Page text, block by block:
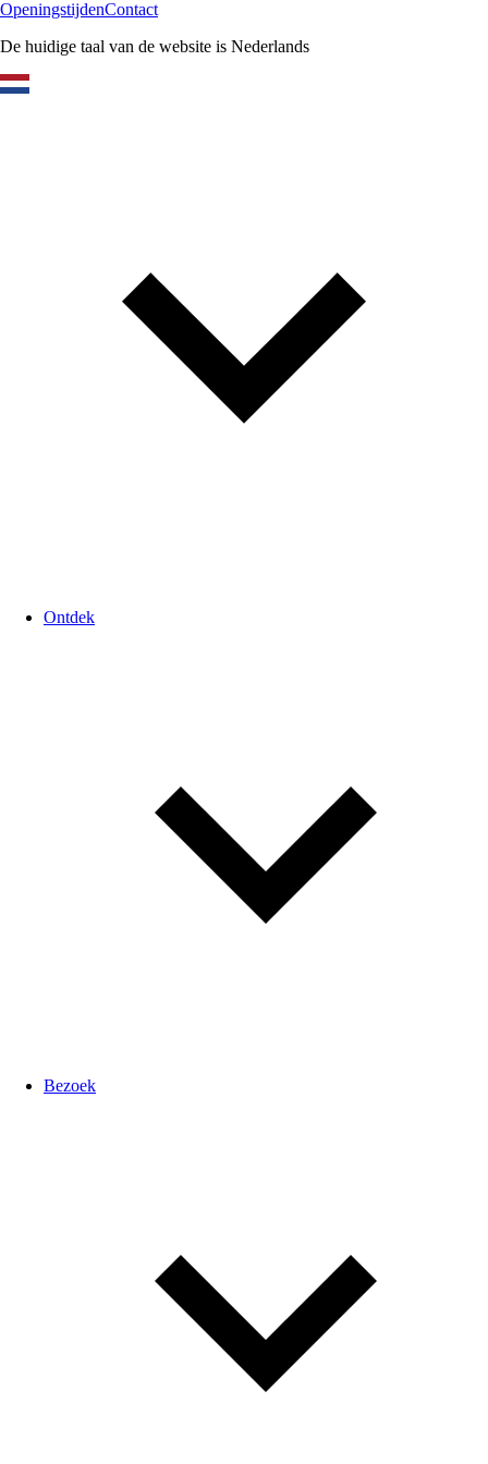
OpeningstijdenContact
De huidige taal van de website is Nederlands
Ontdek
Bezoek